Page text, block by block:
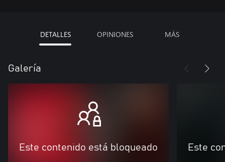
DETALLES OPINIONES MÁS
Galería
Este contenido está bloqueado Este